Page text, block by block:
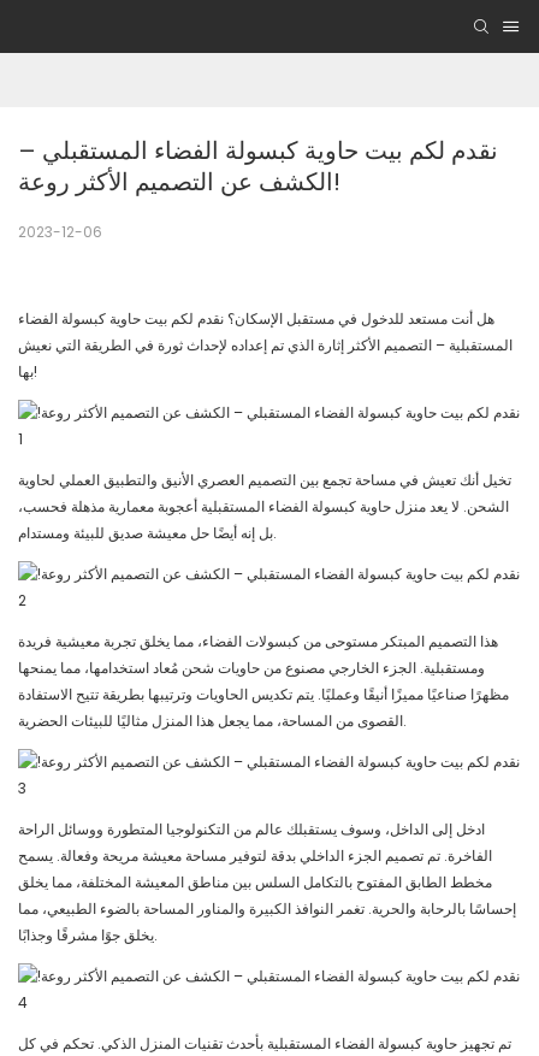
نقدم لكم بيت حاوية كبسولة الفضاء المستقبلي –
الكشف عن التصميم الأكثر روعة!
2023-12-06
هل أنت مستعد للدخول في مستقبل الإسكان؟ نقدم لكم بيت حاوية كبسولة الفضاء
المستقبلية – التصميم الأكثر إثارة الذي تم إعداده لإحداث ثورة في الطريقة التي نعيش
بها!
تخيل أنك تعيش في مساحة تجمع بين التصميم العصري الأنيق والتطبيق العملي لحاوية
الشحن. لا يعد منزل حاوية كبسولة الفضاء المستقبلية أعجوبة معمارية مذهلة فحسب،
بل إنه أيضًا حل معيشة صديق للبيئة ومستدام.
هذا التصميم المبتكر مستوحى من كبسولات الفضاء، مما يخلق تجربة معيشية فريدة
ومستقبلية. الجزء الخارجي مصنوع من حاويات شحن مُعاد استخدامها، مما يمنحها
مظهرًا صناعيًا مميزًا أنيقًا وعمليًا. يتم تكديس الحاويات وترتيبها بطريقة تتيح الاستفادة
القصوى من المساحة، مما يجعل هذا المنزل مثاليًا للبيئات الحضرية.
ادخل إلى الداخل، وسوف يستقبلك عالم من التكنولوجيا المتطورة ووسائل الراحة
الفاخرة. تم تصميم الجزء الداخلي بدقة لتوفير مساحة معيشة مريحة وفعالة. يسمح
مخطط الطابق المفتوح بالتكامل السلس بين مناطق المعيشة المختلفة، مما يخلق
إحساسًا بالرحابة والحرية. تغمر النوافذ الكبيرة والمناور المساحة بالضوء الطبيعي، مما
يخلق جوًا مشرقًا وجذابًا.
تم تجهيز حاوية كبسولة الفضاء المستقبلية بأحدث تقنيات المنزل الذكي. تحكم في كل